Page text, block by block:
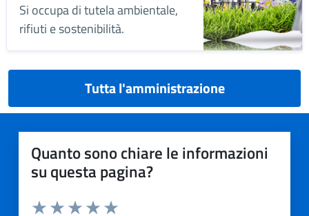
Si occupa di tutela ambientale,
rifiuti e sostenibilità.
Tutta l'amministrazione
Quanto sono chiare le informazioni
su questa pagina?
Valuta da 1 a 5 stelle la pagina
Valuta 4 stelle su 5
Valuta 3 stelle su 5
Valuta 2 stelle su 5
Valuta 1 stelle su 5